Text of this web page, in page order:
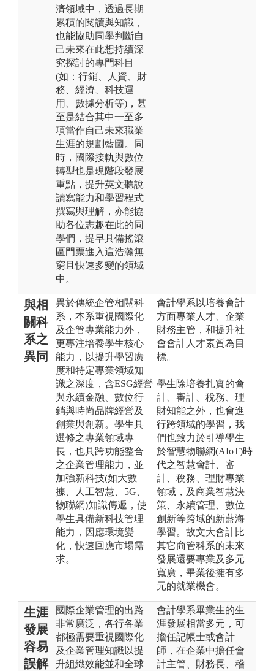
濟領域中，透過長期
累積的閱讀與知識，
也能協助同學判斷自
己未來在此想持續深
究探討的專門科目
(如：行銷、人資、財
務、經濟、科技運
用、數據分析等)，甚
至是結合其中一至多
項當作自己未來職業
生涯的規劃藍圖。同
時，國際接軌與數位
轉型也是現階段發展
重點，提升英文聽說
讀寫能力和學習程式
撰寫與理解，亦能協
助各位志趣在此的同
學們，提早具備搖滾
區門票進入這浩瀚無
窮且快速多變的領域
中。
與相
關科
系之
異同
異於傳統企管相關科
系，本系重視國際化
及企管專業能力外，
更專注培養學生核心
能力，以提升學習廣
度和特定專業領域知
識之深度，含ESG經營
與永續金融、數位行
銷與時尚品牌經營及
創業與創新。學生具
選修之專業領域專
長，也具跨功能整合
之企業管理能力，並
加強新科技(如大數
據、人工智慧、5G、
物聯網)知識傳遞，使
學生具備新科技管理
能力，因應環境變
化，快速回應市場需
求。
會計學系以培養會計
方面專業人才、企業
財務主管，和提升社
會會計人才素質為目
標。
學生除培養扎實的會
計、審計、稅務、理
財知能之外，也會進
行跨領域的學習，我
們也致力於引導學生
於智慧物聯網(AIoT)時
代之智慧會計、審
計、稅務、理財專業
領域，及商業智慧決
策、永續管理、數位
創新等跨域的新藍海
學習。故文大會計比
其它商管科系的未來
發展還要專業及多元
寬廣，畢業後擁有多
元的就業機會。
生涯
發展
容易
誤解
國際企業管理的出路
非常廣泛，各行各業
都極需要重視國際化
及企業管理知識以提
升組織效能並和全球
會計學系畢業生的生
涯發展相當多元，可
擔任記帳士或會計
師，在企業中擔任會
計主管、財務長、稽